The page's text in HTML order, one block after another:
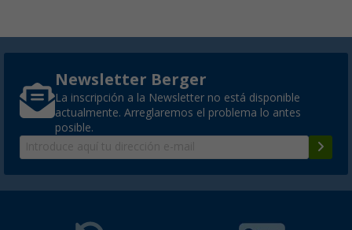
Newsletter Berger
La inscripción a la Newsletter no está disponible
actualmente. Arreglaremos el problema lo antes
posible.